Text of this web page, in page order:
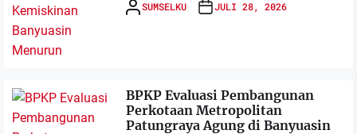
SUMSELKU JULI 28, 2026
BPKP Evaluasi Pembangunan
Perkotaan Metropolitan
Patungraya Agung di Banyuasin